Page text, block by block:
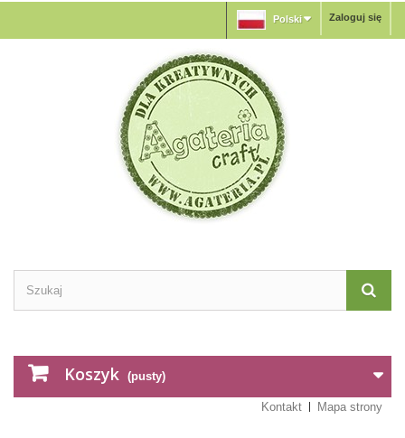
Zaloguj się
Polski
Koszyk (pusty)
Kontakt Mapa strony